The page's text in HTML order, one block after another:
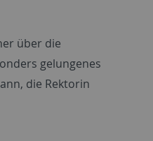
über die
gelungenes
die Rektorin